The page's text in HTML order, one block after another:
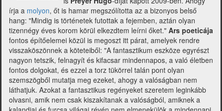
írja a molyon, őt is hamar megszólította az a bizonyos belső
hang: "Mindig is történetek futottak a fejemben, aztán olyan
tizennégy éves korom körül elkezdtem leírni őket." Ars poeticája
fontos építőelemei közül is megoszt itt párat, amelyek rendre
visszaköszönnek a köteteiből: "A fantasztikum eszköze egyrészt
nagyon tetszik, felnagyít és kifacsar mindennapos, a való életben
fontos dolgokat, és ezzel a torz tükörrel talán pont olyan
szemszögből mutatja meg ezeket, ahogy a valóságban nem
láthatjuk. Azokat a fantasztikus regényeket szeretem leginkább
olvasni, amik nem csak kiszakítanak a valóságból, amiknek a